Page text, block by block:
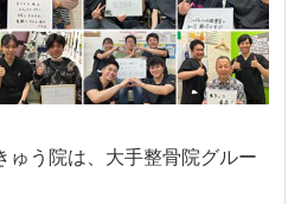
ゅう院は、大手整骨院グルー